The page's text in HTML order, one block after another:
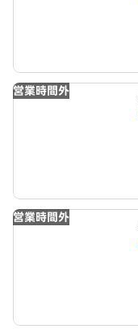
営業時間外
営業時間外